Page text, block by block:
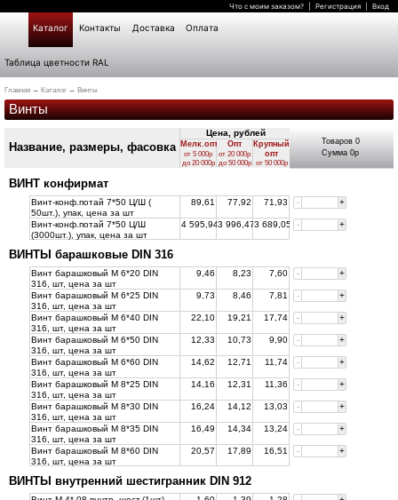
Что с моим заказом? Регистрация Вход
Каталог Контакты Доставка Оплата
Таблица цветности RAL
Главная → Каталог → Винты
Винты
Название, размеры, фасовка Товаров 0
Сумма 0р
Мелк.опт.
от 5 000р
до 20 000р
Опт
от 20 000р
до 50 000р
Крупный
опт
от 50 000р
ВИНТ конфирмат
Винт-конф.потай 7*50 Ц/Ш (
50шт.), упак, цена за шт
89,61 77,92 71,93 - +
Винт-конф.потай 7*50 Ц/Ш
(3000шт.), упак, цена за шт
4 595,943 996,473 689,05 - +
ВИНТЫ барашковые DIN 316
Винт барашковый М 6*20 DIN
316, шт, цена за шт
9,46 8,23 7,60 - +
Винт барашковый М 6*25 DIN
316, шт, цена за шт
9,73 8,46 7,81 - +
Винт барашковый М 6*40 DIN
316, шт, цена за шт
22,10 19,21 17,74 - +
Винт барашковый М 6*50 DIN
316, шт, цена за шт
12,33 10,73 9,90 - +
Винт барашковый М 6*60 DIN
316, шт, цена за шт
14,62 12,71 11,74 - +
Винт барашковый М 8*25 DIN
316, шт, цена за шт
14,16 12,31 11,36 - +
Винт барашковый М 8*30 DIN
316, шт, цена за шт
16,24 14,12 13,03 - +
Винт барашковый М 8*35 DIN
316, шт, цена за шт
16,49 14,34 13,24 - +
Винт барашковый М 8*60 DIN
316, шт, цена за шт
20,57 17,89 16,51 - +
ВИНТЫ внутренний шестигранник DIN 912